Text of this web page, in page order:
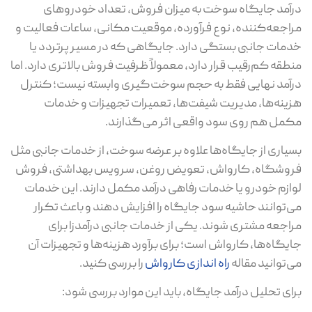
جایگاه سوخت به میزان فروش، تعداد خودروهای
نوع فرآورده، موقعیت مکانی، ساعات فعالیت و
جانبی بستگی دارد. جایگاهی که در مسیر پرتردد یا
کم‌رقیب قرار دارد، معمولاً ظرفیت فروش بالاتری دارد. اما
نهایی فقط به حجم سوخت‌گیری وابسته نیست؛ کنترل
مدیریت شیفت‌ها، تعمیرات تجهیزات و خدمات
هم روی سود واقعی اثر می‌گذارند.
از جایگاه‌ها علاوه بر عرضه سوخت، از خدمات جانبی مثل
کارواش، تعویض روغن، سرویس بهداشتی، فروش
خودرو یا خدمات رفاهی درآمد مکمل دارند. این خدمات
حاشیه سود جایگاه را افزایش دهند و باعث تکرار
مشتری شوند. یکی از خدمات جانبی درآمدزا برای
کارواش است؛ برای برآورد هزینه‌ها و تجهیزات آن
مقالهراه اندازی کارواشرا بررسی کنید.
تحلیل درآمد جایگاه، باید این موارد بررسی شود: